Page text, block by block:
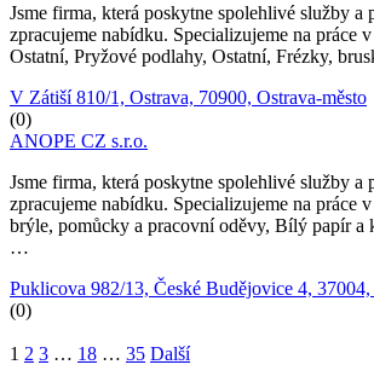
Jsme firma, která poskytne spolehlivé služby a
zpracujeme nabídku. Specializujeme na práce
Ostatní, Pryžové podlahy, Ostatní, Frézky,
V Zátiší 810/1, Ostrava, 70900, Ostrava-město
(0)
ANOPE CZ s.r.o.
Jsme firma, která poskytne spolehlivé služby a
zpracujeme nabídku. Specializujeme na práce
brýle, pomůcky a pracovní oděvy, Bílý papír a
…
Puklicova 982/13, České Budějovice 4,
(0)
1 2 3 … 18 … 35 Další